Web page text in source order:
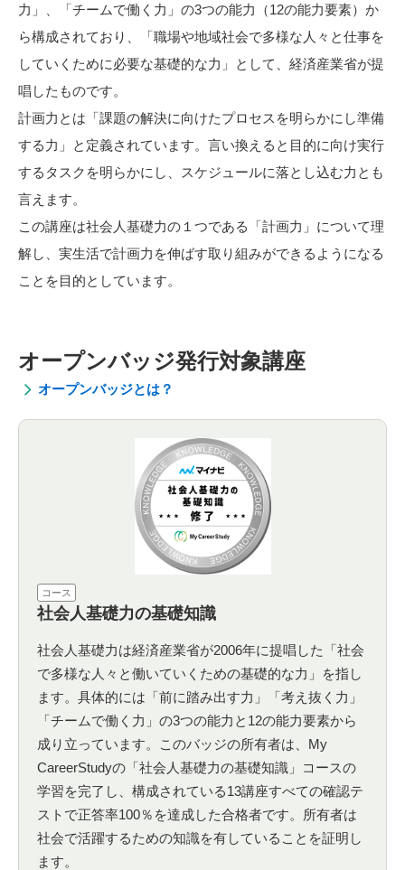
力」、「チームで働く力」の3つの能力（12の能力要素）か
ら構成されており、「職場や地域社会で多様な人々と仕事を
していくために必要な基礎的な力」として、経済産業省が提
唱したものです。
計画力とは「課題の解決に向けたプロセスを明らかにし準備
する力」と定義されています。言い換えると目的に向け実行
するタスクを明らかにし、スケジュールに落とし込む力とも
言えます。
この講座は社会人基礎力の１つである「計画力」について理
解し、実生活で計画力を伸ばす取り組みができるようになる
ことを目的としています。
オープンバッジ発行対象講座
オープンバッジとは？
コース
社会人基礎力の基礎知識
社会人基礎力は経済産業省が2006年に提唱した「社会
で多様な人々と働いていくための基礎的な力」を指し
ます。具体的には「前に踏み出す力」「考え抜く力」
「チームで働く力」の3つの能力と12の能力要素から
成り立っています。このバッジの所有者は、My
CareerStudyの「社会人基礎力の基礎知識」コースの
学習を完了し、構成されている13講座すべての確認テ
ストで正答率100％を達成した合格者です。所有者は
社会で活躍するための知識を有していることを証明し
ます。